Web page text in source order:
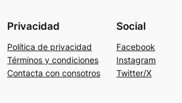
Privacidad
Política de privacidad
Términos y condiciones
Contacta con consotros
Social
Facebook
Instagram
Twitter/X